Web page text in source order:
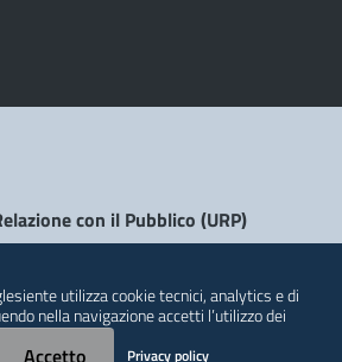
con il Pubblico (URP)
utilizza cookie tecnici, analytics e di
nella navigazione accetti l’utilizzo dei
Privacy policy